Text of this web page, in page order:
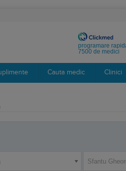
programare
7500 de medici
Cauta medic Clinici
Sfantu